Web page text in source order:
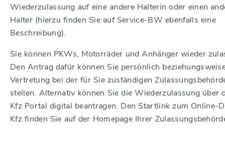
Wiederzulassung auf eine andere Halterin oder einen
Halter (hierzu finden Sie auf Service-BW ebenfalls eine
Beschreibung).
Sie können PKWs, Motorräder und Anhänger wieder
Den Antrag dafür können Sie persönlich
Vertretung bei der für Sie zuständigen
stellen. Alternativ können Sie die Wiederzulassung über
Kfz Portal digital beantragen. Den Startlink zum Online-
Kfz finden Sie auf der Homepage Ihrer